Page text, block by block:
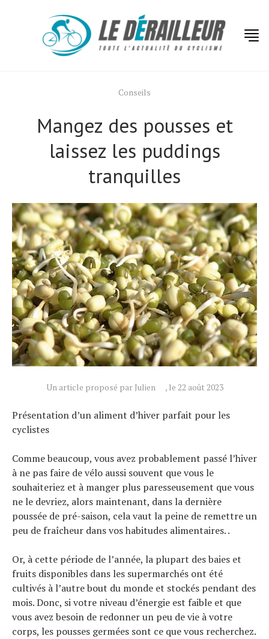
Conseils
Mangez des pousses et
laissez les puddings
tranquilles
Un article proposé par Julien , le 22 août 2023
Présentation d’un aliment d’hiver parfait pour les
cyclistes
Comme beaucoup, vous avez probablement passé l’hiver
à ne pas faire de vélo aussi souvent que vous le
souhaiteriez et à manger plus paresseusement que vous
ne le devriez, alors maintenant, dans la dernière
poussée de pré-saison, cela vaut la peine de remettre un
peu de fraîcheur dans vos habitudes alimentaires. .
Or, à cette période de l’année, la plupart des baies et
fruits disponibles dans les supermarchés ont été
cultivés à l’autre bout du monde et stockés pendant des
mois. Donc, si votre niveau d’énergie est faible et que
vous avez besoin de redonner un peu de vie à votre
corps, les pousses germées sont ce que vous recherchez.
Actualités
Technologies
Tests de produits
Conseils
Tous nos articles
À propos